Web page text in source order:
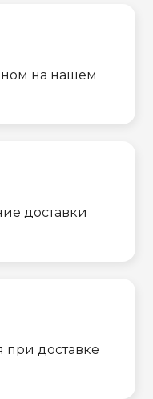
на нашем
доставки
доставке